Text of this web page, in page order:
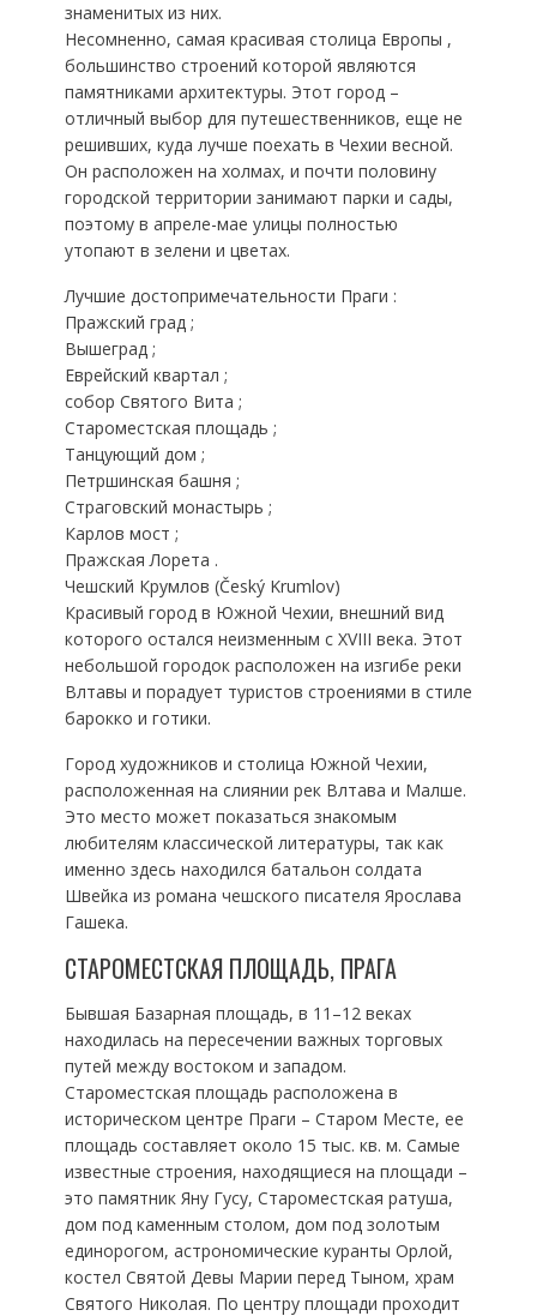
знаменитых из них.
Несомненно, самая красивая столица Европы ,
большинство строений которой являются
памятниками архитектуры. Этот город –
отличный выбор для путешественников, еще не
решивших, куда лучше поехать в Чехии весной.
Он расположен на холмах, и почти половину
городской территории занимают парки и сады,
поэтому в апреле-мае улицы полностью
утопают в зелени и цветах.
Лучшие достопримечательности Праги :
Пражский град ;
Вышеград ;
Еврейский квартал ;
собор Святого Вита ;
Староместская площадь ;
Танцующий дом ;
Петршинская башня ;
Страговский монастырь ;
Карлов мост ;
Пражская Лорета .
Чешский Крумлов (Český Krumlov)
Красивый город в Южной Чехии, внешний вид
которого остался неизменным с XVIII века. Этот
небольшой городок расположен на изгибе реки
Влтавы и порадует туристов строениями в стиле
барокко и готики.
Город художников и столица Южной Чехии,
расположенная на слиянии рек Влтава и Малше.
Это место может показаться знакомым
любителям классической литературы, так как
именно здесь находился батальон солдата
Швейка из романа чешского писателя Ярослава
Гашека.
СТАРОМЕСТСКАЯ ПЛОЩАДЬ, ПРАГА
Бывшая Базарная площадь, в 11–12 веках
находилась на пересечении важных торговых
путей между востоком и западом.
Староместская площадь расположена в
историческом центре Праги – Старом Месте, ее
площадь составляет около 15 тыс. кв. м. Самые
известные строения, находящиеся на площади –
это памятник Яну Гусу, Староместская ратуша,
дом под каменным столом, дом под золотым
единорогом, астрономические куранты Орлой,
костел Святой Девы Марии перед Тыном, храм
Святого Николая. По центру площади проходит